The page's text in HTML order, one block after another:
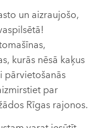
un aizraujošo,
kurās nēsā kaķus
pārvietošanās
par
Rīgas rajonos.